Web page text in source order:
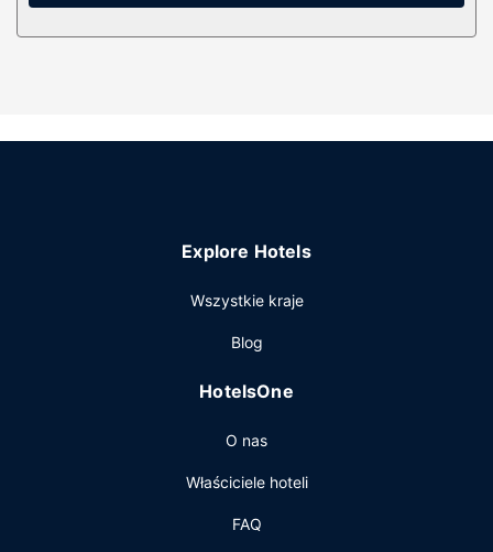
Zrelaksuj się w spa, które oferuje masaż, zabiegi na ciało i
pamiątkami i czasopismami. Do dyspozycji gości jest
Hotel: znajduje się tutaj restauracja Sensei By Nobu, gdzie
w pokoju i skorzystać z całodobowej obsługi pokojowej.
klubowy. Śniadanie na zamówienie jest podawane
codziennie od 6 do 11 za opłatą.
Explore Hotels
Wszystkie kraje
Blog
HotelsOne
O nas
Właściciele hoteli
FAQ